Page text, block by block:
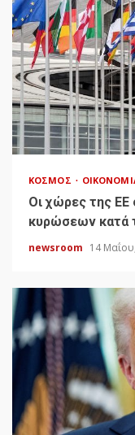
ΚΌΣΜΟΣ
Οι χώρες της
κυρώσεων κατά
newsroom 14